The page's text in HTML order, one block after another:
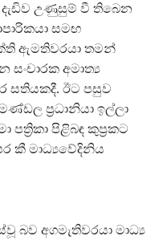
දැඩිව උණුසුම් වී තිබෙන
සමඟ
ඇමතිවරයා තමන්
අමාත්‍ය
සතියකදී. ඊට පසුව
ප්‍රධානියා ඉල්ලා
පත්‍රිකා පිළිබඳ කුප්‍රකට
කී මාධ්‍යවේදිනිය
බව අගමැතිවරයා මාධ්‍ය